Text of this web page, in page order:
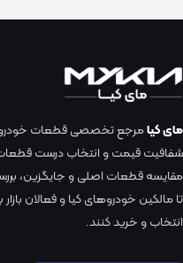
مای کیامرجع تخصصی قطعات
شفافیت قیمت و انتخاب درست قطعات
مقایسه قطعات اصلی و جایگزین،
تا مالکین خودروهای کیا و فعالان
انتخاب و خرید کنند.